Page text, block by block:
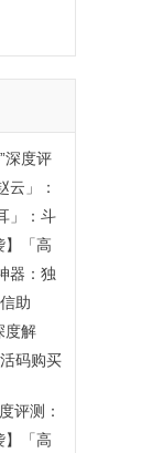
深度评
激活
云」：
退换认
」：斗
卡激
】「高
神807
自由触
器：独
年卡
助
析，多
度解
商营销
码购买
评测：
】「高